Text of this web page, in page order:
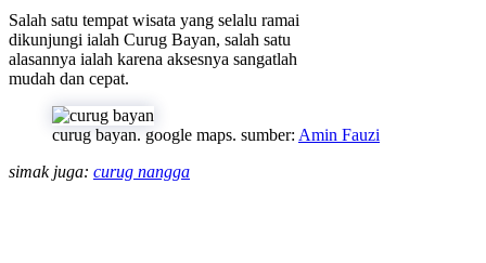
Salah satu tempat wisata yang selalu ramai
dikunjungi ialah Curug Bayan, salah satu
alasannya ialah karena aksesnya sangatlah
mudah dan cepat.
curug bayan. google maps. sumber: Amin Fauzi
simak juga: curug nangga